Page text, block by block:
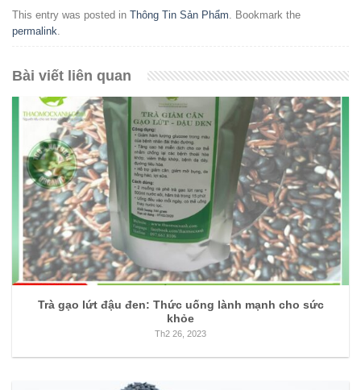
This entry was posted in Thông Tin Sản Phẩm. Bookmark the
permalink.
Bài viết liên quan
Trà gạo lứt đậu đen: Thức uống lành mạnh cho sức
khỏe
Th2 26, 2023